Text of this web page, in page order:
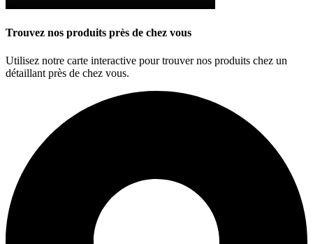
Trouvez nos produits près de chez vous
Utilisez notre carte interactive pour trouver nos produits chez un
détaillant près de chez vous.